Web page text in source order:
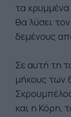
τα
θα λύσει
δεμένους
Σε αυτή τη
μήκους των
και η Κόρη,